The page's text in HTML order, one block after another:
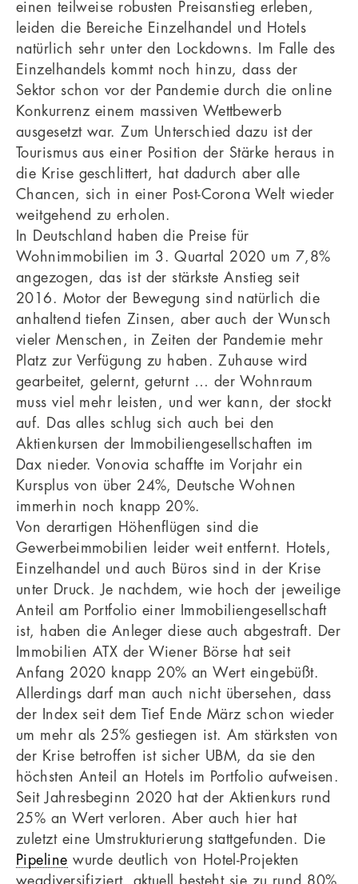
einen teilweise robusten Preisanstieg erleben,
leiden die Bereiche Einzelhandel und Hotels
natürlich sehr unter den Lockdowns. Im Falle des
Einzelhandels kommt noch hinzu, dass der
Sektor schon vor der Pandemie durch die online
Konkurrenz einem massiven Wettbewerb
ausgesetzt war. Zum Unterschied dazu ist der
Tourismus aus einer Position der Stärke heraus in
die Krise geschlittert, hat dadurch aber alle
Chancen, sich in einer Post-Corona Welt wieder
weitgehend zu erholen.
In Deutschland haben die Preise für
Wohnimmobilien im 3. Quartal 2020 um 7,8%
angezogen, das ist der stärkste Anstieg seit
2016. Motor der Bewegung sind natürlich die
anhaltend tiefen Zinsen, aber auch der Wunsch
vieler Menschen, in Zeiten der Pandemie mehr
Platz zur Verfügung zu haben. Zuhause wird
gearbeitet, gelernt, geturnt … der Wohnraum
muss viel mehr leisten, und wer kann, der stockt
auf. Das alles schlug sich auch bei den
Aktienkursen der Immobiliengesellschaften im
Dax nieder. Vonovia schaffte im Vorjahr ein
Kursplus von über 24%, Deutsche Wohnen
immerhin noch knapp 20%.
Von derartigen Höhenflügen sind die
Gewerbeimmobilien leider weit entfernt. Hotels,
Einzelhandel und auch Büros sind in der Krise
unter Druck. Je nachdem, wie hoch der jeweilige
Anteil am Portfolio einer Immobiliengesellschaft
ist, haben die Anleger diese auch abgestraft. Der
Immobilien ATX der Wiener Börse hat seit
Anfang 2020 knapp 20% an Wert eingebüßt.
Allerdings darf man auch nicht übersehen, dass
der Index seit dem Tief Ende März schon wieder
um mehr als 25% gestiegen ist. Am stärksten von
der Krise betroffen ist sicher UBM, da sie den
höchsten Anteil an Hotels im Portfolio aufweisen.
Seit Jahresbeginn 2020 hat der Aktienkurs rund
25% an Wert verloren. Aber auch hier hat
zuletzt eine Umstrukturierung stattgefunden. Die
Pipeline wurde deutlich von Hotel-Projekten